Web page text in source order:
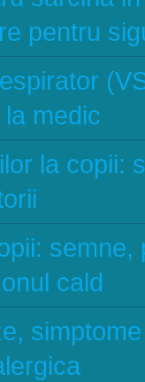
pentru
medic
la copii:
cald